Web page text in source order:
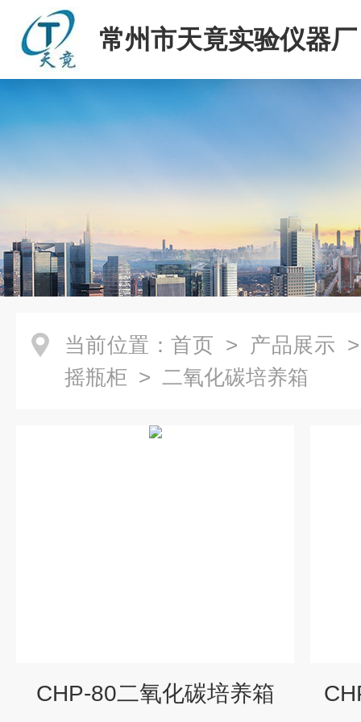
常州市天竟实验仪器厂
当前位置： 首页 > 产品展示
摇瓶柜 > 二氧化碳培养箱
CHP-80二氧化碳培养箱